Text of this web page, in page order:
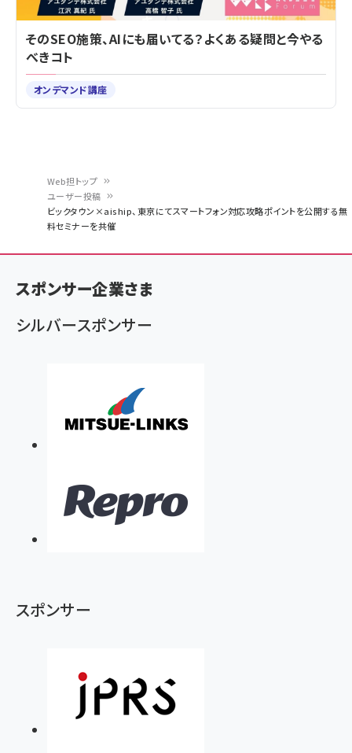
く
ず
Web担トップ
ユーザー投稿
ビックタウン×aiship、東京にてスマートフォン対応攻略ポイントを公開する無
料セミナーを共催
そのSEO施策、AIにも届いてる？よくある疑問と今やる
べきコト
オンデマンド講座
スポンサー企業さま
シルバースポンサー
スポンサー